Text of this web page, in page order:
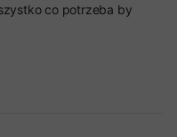
co potrzeba by